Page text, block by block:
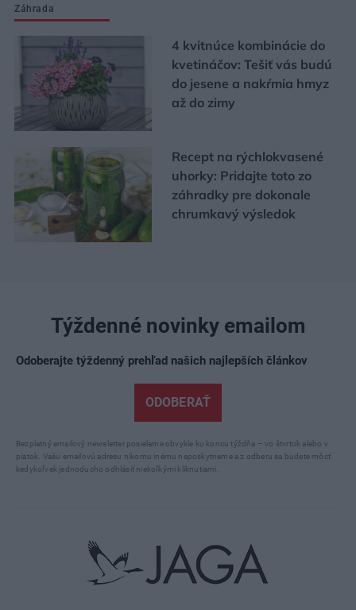
Záhrada
4 kvitnúce kombinácie do
kvetináčov: Tešiť vás budú
do jesene a nakŕmia hmyz
až do zimy
Recept na rýchlokvasené
uhorky: Pridajte toto zo
záhradky pre dokonale
chrumkavý výsledok
Týždenné novinky emailom
Odoberajte týždenný prehľad našich najlepších článkov
ODOBERAŤ
Bezplatný emailový newsletter posielame obvykle ku koncu týždňa – vo štvrtok alebo v
piatok. Vašu emailovú adresu nikomu inému neposkytneme a z odberu sa budete môcť
kedykoľvek jednoducho odhlásiť niekoľkými kliknutiami.